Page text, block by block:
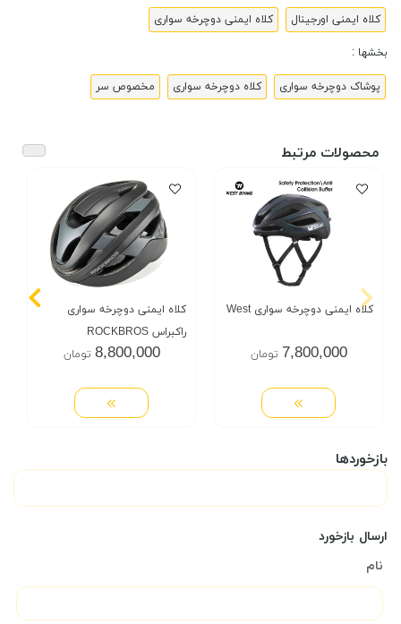
کلاه ایمنی اورجینال کلاه ایمنی دوچرخه سواری
بخشها :
پوشاک دوچرخه سواری کلاه دوچرخه سواری مخصوص سر
محصولات مرتبط
کلاه ایمنی دوچرخه سواری West
7,800,000 تومان
کلاه ایمنی دوچرخه سواری
راکبراس ROCKBROS
8,800,000 تومان
بازخوردها
ارسال بازخورد
نام